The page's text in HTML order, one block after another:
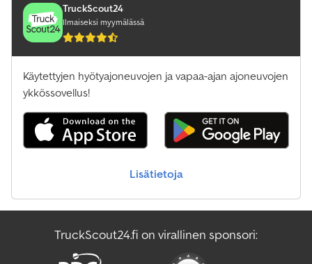
TruckScout24
Ilmaiseksi myymälässä
Käytettyjen hyötyajoneuvojen ja vapaa-ajan ajoneuvojen
ykkössovellus!
Lisätietoja
TruckScout24.fi on virallinen sponsori: